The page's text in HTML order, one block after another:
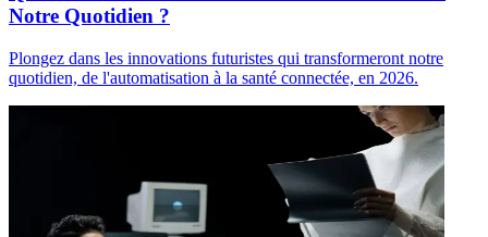
Notre Quotidien ?
Plongez dans les innovations futuristes qui transformeront notre
quotidien, de l'automatisation à la santé connectée, en 2026.